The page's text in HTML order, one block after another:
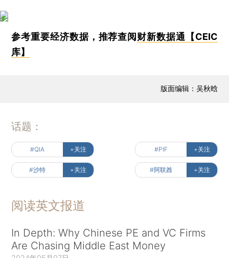
参考重要经济数据，推荐查阅财新数据通【CEIC
库】
版面编辑：吴秋晗
话题：
#QIA +关注 #PIF +关注
#沙特 +关注 #阿联酋 +关注
阅读英文报道
In Depth: Why Chinese PE and VC Firms
Are Chasing Middle East Money